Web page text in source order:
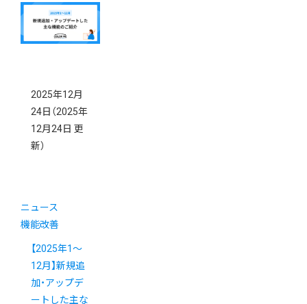
2025年12月
24日 （2025年
12月24日 更
新）
ニュース
機能改善
【2025年1～
12月】新規追
加・アップデ
ートした主な